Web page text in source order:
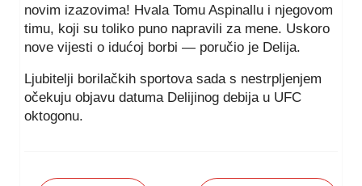
novim izazovima! Hvala Tomu Aspinallu i njegovom
timu, koji su toliko puno napravili za mene. Uskoro
nove vijesti o idućoj borbi — poručio je Delija.
Ljubitelji borilačkih sportova sada s nestrpljenjem
očekuju objavu datuma Delijinog debija u UFC
oktogonu.